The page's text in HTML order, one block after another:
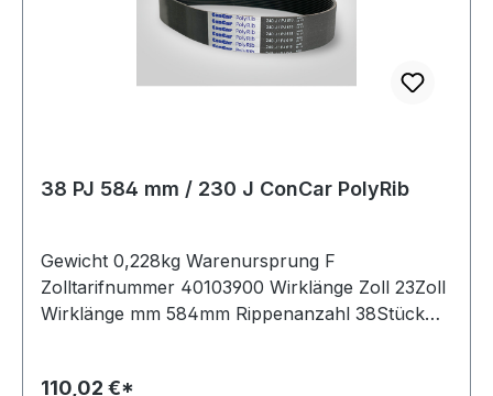
38 PJ 584 mm / 230 J ConCar PolyRib
Gewicht 0,228kg Warenursprung F
Zolltarifnummer 40103900 Wirklänge Zoll 23Zoll
Wirklänge mm 584mm Rippenanzahl 38Stück
110,02 €*